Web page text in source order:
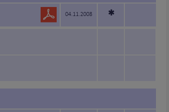
04.11.2008 *